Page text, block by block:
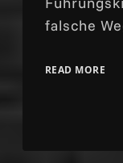
falsche
READ MORE